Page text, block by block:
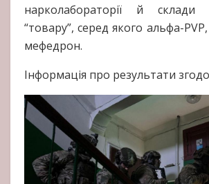
нарколабораторії й склади
“товару”, серед якого альфа-
мефедрон.
Інформація про результати